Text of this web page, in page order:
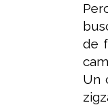
de
Un